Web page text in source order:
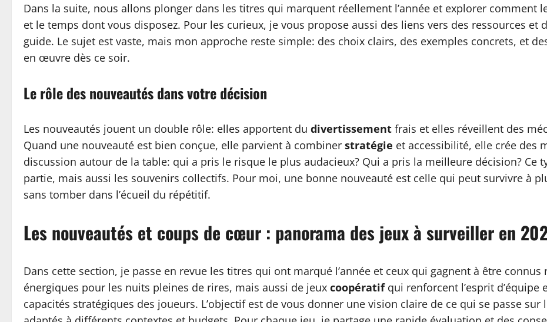
Dans la suite, nous allons plonger dans les titres qui marquent réellement l’année et explorer comment
et le temps dont vous disposez. Pour les curieux, je vous propose aussi des liens vers des ressources
guide. Le sujet est vaste, mais mon approche reste simple: des choix clairs, des exemples concrets, et
en œuvre dès ce soir.
Le rôle desnouveautésdans votre décision
Les nouveautés jouent un double rôle: elles apportent du divertissement frais et elles réveillent des
Quand une nouveauté est bien conçue, elle parvient à combiner stratégie et accessibilité, elle crée des
discussion autour de la table: qui a pris le risque le plus audacieux? Qui a pris la meilleure décision? Ce
partie, mais aussi les souvenirs collectifs. Pour moi, une bonne nouveauté est celle qui peut survivre à
sans tomber dans l’écueil du répétitif.
Les nouveautés et coups de cœur : panorama des jeux à surveiller en
Dans cette section, je passe en revue les titres qui ont marqué l’année et ceux qui gagnent à être
énergiques pour les nuits pleines de rires, mais aussi de jeux coopératifqui renforcent l’esprit d’équipe
capacités stratégiques des joueurs. L’objectif est de vous donner une vision claire de ce qui se passe